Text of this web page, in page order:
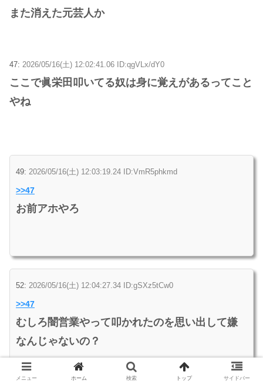
また消えた元芸人か
47: 2026/05/16(土) 12:02:41.06 ID:qgVLx/dY0
ここで眞栄田叩いてる奴は身に覚えがあるってこと
やね
49: 2026/05/16(土) 12:03:19.24 ID:VmR5phkmd
>>47
お前アホやろ
52: 2026/05/16(土) 12:04:27.34 ID:gSXz5tCw0
>>47
むしろ闇営業やって叩かれたのを思い出して嫌
なんじゃないの？
メニュー ホーム 検索 トップ サイドバー